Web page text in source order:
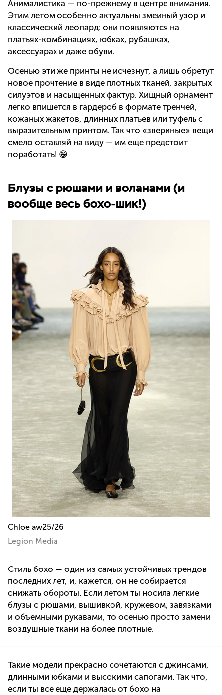
Анималистика — по-прежнему в центре внимания.
Этим летом особенно актуальны змеиный узор и
классический леопард: они появляются на
платьях-комбинациях, юбках, рубашках,
аксессуарах и даже обуви.
Осенью эти же принты не исчезнут, а лишь обретут
новое прочтение в виде плотных тканей, закрытых
силуэтов и насыщенных фактур. Хищный орнамент
легко впишется в гардероб в формате тренчей,
кожаных жакетов, длинных платьев или туфель с
выразительным принтом. Так что «звериные» вещи
смело оставляй на виду — им еще предстоит
поработать! 😁
Блузы с рюшами и воланами (и
вообще весь бохо-шик!)
Chloe aw25/26
Legion Media
Стиль бохо — один из самых устойчивых трендов
последних лет, и, кажется, он не собирается
снижать обороты. Если летом ты носила легкие
блузы с рюшами, вышивкой, кружевом, завязками
и объемными рукавами, то осенью просто замени
воздушные ткани на более плотные.
Такие модели прекрасно сочетаются с джинсами,
длинными юбками и высокими сапогами. Так что,
если ты все еще держалась от бохо на